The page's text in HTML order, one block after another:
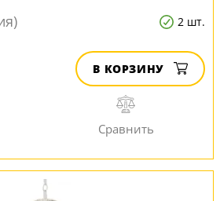
2 шт.
В КОРЗИНУ